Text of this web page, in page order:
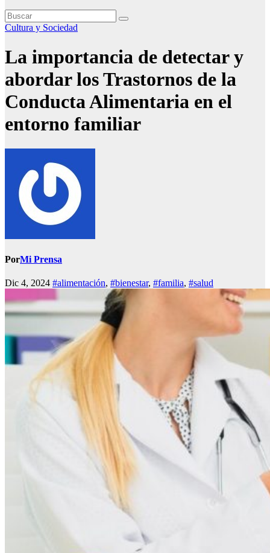
Cultura y Sociedad
La importancia de detectar y
abordar los Trastornos de la
Conducta Alimentaria en el
entorno familiar
PorMi Prensa
Dic 4, 2024 #alimentación, #bienestar, #familia, #salud